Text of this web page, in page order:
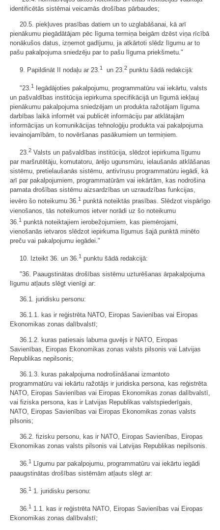
identificētās sistēmai veicamās drošības pārbaudes;
20.5. piekļuves prasības datiem un to uzglabāšanai, kā arī
pienākumu piegādātājam pēc līguma termiņa beigām dzēst viņa rīcībā
nonākušos datus, izņemot gadījumu, ja atkārtoti slēdz līgumu ar to
pašu pakalpojuma sniedzēju par to pašu līguma priekšmetu."
9. Papildināt II nodaļu ar 23.1 un 23.2 punktu šādā redakcijā:
"23. 1
Iegādājoties pakalpojumu, programmatūru vai iekārtu, valsts
un pašvaldības institūcija iepirkuma specifikācijā un līgumā iekļauj
pienākumu pakalpojuma sniedzējam un produkta ražotājam līguma
darbības laikā informēt vai publicēt informāciju par atklātajām
informācijas un komunikācijas tehnoloģiju produkta vai pakalpojuma
ievainojamībām, to novēršanas pasākumiem un termiņiem.
23.2 Valsts un pašvaldības institūcija, slēdzot iepirkuma līgumu
par maršrutētāju, komutatoru, ārējo ugunsmūru, ielaušanās atklāšanas
sistēmu, pretielaušanās sistēmu, antivīrusu programmatūru iegādi, kā
arī par pakalpojumiem, programmatūrām vai iekārtām, kas nodrošina
pamata drošības sistēmu aizsardzības un uzraudzības funkcijas,
ievēro šo noteikumu 36.1 punktā noteiktās prasības. Slēdzot vispārīgo
vienošanos, tās noteikumos ietver norādi uz šo noteikumu
36. 1 punktā noteiktajiem ierobežojumiem, kas piemērojami,
vienošanās ietvaros slēdzot iepirkuma līgumus šajā punktā minēto
preču vai pakalpojumu iegādei."
10. Izteikt 36. un 36.1 punktu šādā redakcijā:
"36. Paaugstinātas drošības sistēmu uzturēšanas ārpakalpojuma
līgumu atļauts slēgt vienīgi ar:
36.1. juridisku personu:
36.1.1. kas ir reģistrēta NATO, Eiropas Savienības vai Eiropas
Ekonomikas zonas dalībvalstī;
36.1.2. kuras patiesais labuma guvējs ir NATO, Eiropas
Savienības, Eiropas Ekonomikas zonas valsts pilsonis vai Latvijas
Republikas nepilsonis;
36.1.3. kuras pakalpojuma nodrošināšanai izmantoto
programmatūru vai iekārtu ražotājs ir juridiska persona, kas reģistrēta
NATO, Eiropas Savienības vai Eiropas Ekonomikas zonas dalībvalstī,
vai fiziska persona, kas ir Latvijas Republikas valstspiederīgais,
NATO, Eiropas Savienības vai Eiropas Ekonomikas zonas valsts
pilsonis;
36.2. fizisku personu, kas ir NATO, Eiropas Savienības, Eiropas
Ekonomikas zonas valsts pilsonis vai Latvijas Republikas nepilsonis.
36.1
Līgumu par pakalpojumu, programmatūru vai iekārtu iegādi
paaugstinātas drošības sistēmām atļauts slēgt ar:
36. 1 1. juridisku personu:
36.1 1.1. kas ir reģistrēta NATO, Eiropas Savienības vai Eiropas
Ekonomikas zonas dalībvalstī;